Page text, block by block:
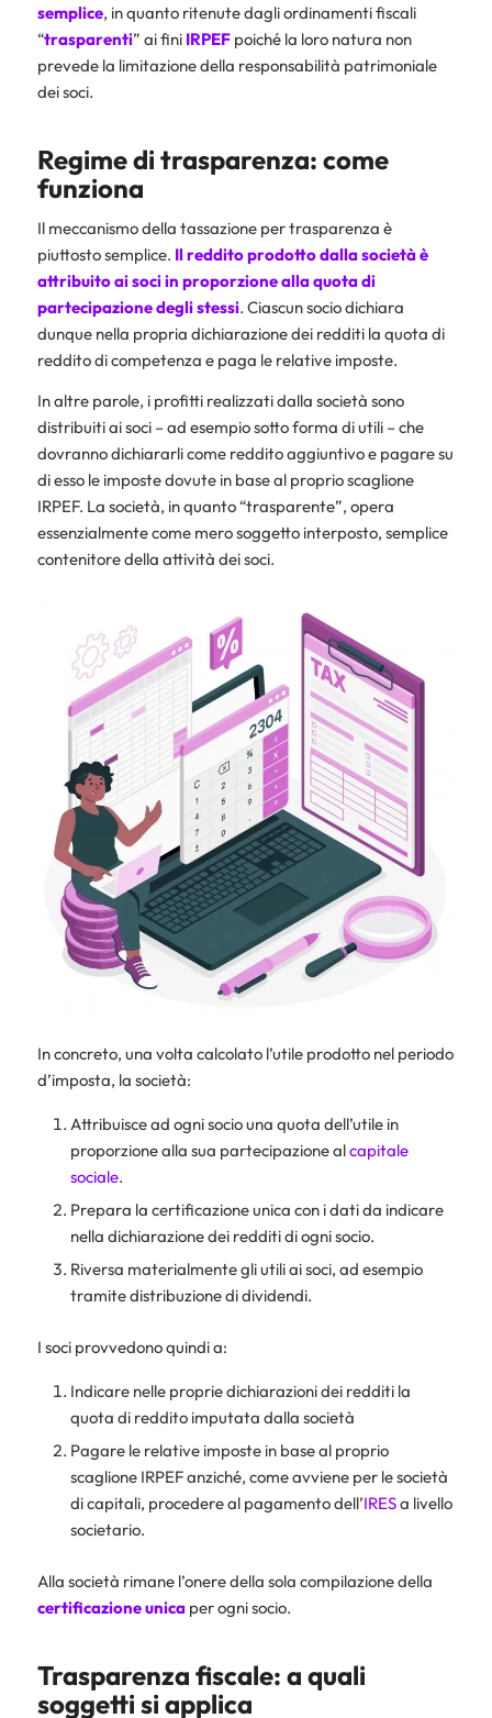
semplice, in quanto ritenute dagli ordinamenti fiscali
“trasparenti” ai fini IRPEFpoiché la loro natura non
prevede la limitazione della responsabilità patrimoniale
dei soci.
Regime di trasparenza: come
funziona
Il meccanismo della tassazione per trasparenza è
piuttosto semplice. Il reddito prodotto dalla società è
attribuito ai soci in proporzione alla quota di
partecipazione degli stessi. Ciascun socio dichiara
dunque nella propria dichiarazione dei redditi la quota di
reddito di competenza e paga le relative imposte.
In altre parole, i profitti realizzati dalla società sono
distribuiti ai soci – ad esempio sotto forma di utili – che
dovranno dichiararli come reddito aggiuntivo e pagare su
di esso le imposte dovute in base al proprio scaglione
IRPEF. La società, in quanto “trasparente”, opera
essenzialmente come mero soggetto interposto, semplice
contenitore della attività dei soci.
In concreto, una volta calcolato l’utile prodotto nel periodo
d’imposta, la società:
Attribuisce ad ogni socio una quota dell’utile in
proporzione alla sua partecipazione alcapitale
sociale.
Prepara la certificazione unica con i dati da indicare
nella dichiarazione dei redditi di ogni socio.
Riversa materialmente gli utili ai soci, ad esempio
tramite distribuzione di dividendi.
I soci provvedono quindi a:
Indicare nelle proprie dichiarazioni dei redditi la
quota di reddito imputata dalla società
Pagare le relative imposte in base al proprio
scaglione IRPEF anziché, come avviene per le società
di capitali, procedere al pagamento dell’IRESa livello
societario.
Alla società rimane l’onere della sola compilazione della
certificazione unicaper ogni socio.
Trasparenza fiscale: a quali
soggetti si applica